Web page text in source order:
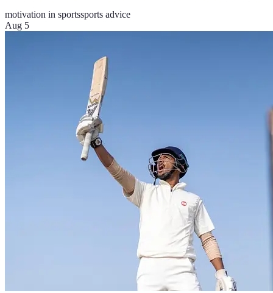
motivation in sportssports advice
Aug 5